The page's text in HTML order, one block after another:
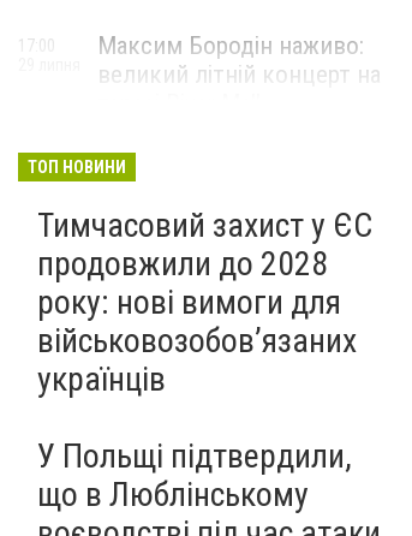
Максим Бородін наживо:
великий літній концерт на
17:00
ТОП НОВИНИ
Тимчасовий захист у ЄС
продовжили до 2028
року: нові вимоги для
військовозобов’язаних
українців
У Польщі підтвердили,
що в Люблінському